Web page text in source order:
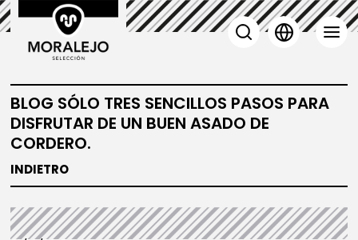
BLOG SÓLO TRES SENCILLOS PASOS PARA
DISFRUTAR DE UN BUEN ASADO DE
CORDERO.
INDIETRO